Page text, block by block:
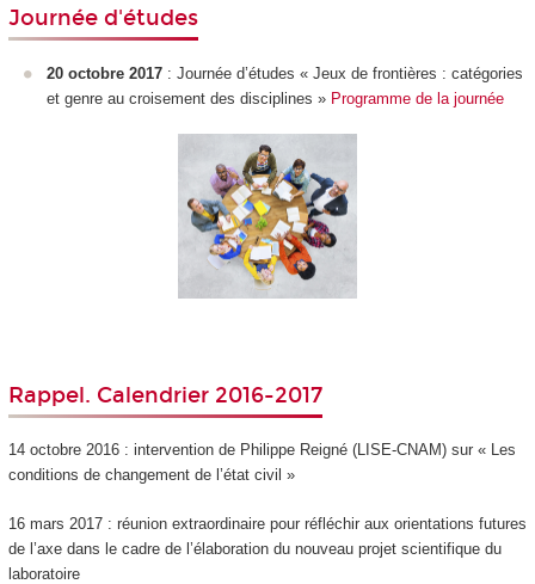
Journée d'études
20 octobre 2017 : Journée d’études « Jeux de frontières : catégories
et genre au croisement des disciplines » Programme de la journée
Rappel. Calendrier 2016-2017
14 octobre 2016 : intervention de Philippe Reigné (LISE-CNAM) sur « Les
conditions de changement de l’état civil »
16 mars 2017 : réunion extraordinaire pour réfléchir aux orientations futures
de l’axe dans le cadre de l’élaboration du nouveau projet scientifique du
laboratoire